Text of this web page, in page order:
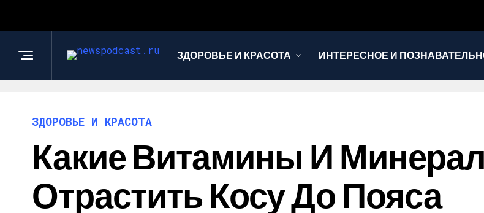
ЗДОРОВЬЕ И КРАСОТА ИНТЕРЕСНОЕ И
ЗДОРОВЬЕ И КРАСОТА
Какие Витамины И
Отрастить Косу До Пояса